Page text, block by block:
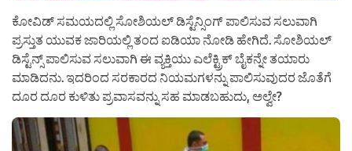
ಕೋವಿಡ್ ಸಮಯದಲ್ಲಿ ಸೋಶಿಯಲ್ ಡಿಸ್ಟೆನ್ಸಿಂಗ್ ಪಾಲಿಸುವ ಸಲುವಾಗಿ
ಪ್ರಸ್ತುತ ಯುವಕ ಜಾರಿಯಲ್ಲಿ ತಂದ ಐಡಿಯಾ ನೋಡಿ ಹೇಗಿದೆ. ಸೋಶಿಯಲ್
ಡಿಸ್ಟೆನ್ಸ್ ಪಾಲಿಸುವ ಸಲುವಾಗಿ ಈ ವ್ಯಕ್ತಿಯು ಎಲೆಕ್ಟ್ರಿಕ್ ಬೈಕನ್ನೇ ತಯಾರು
ಮಾಡಿದನು. ಇದರಿಂದ ಸರಕಾರದ ನಿಯಮಗಳನ್ನು ಪಾಲಿಸುವುದರ ಜೊತೆಗೆ
ದೂರ ದೂರ ಕುಳಿತು ಪ್ರವಾಸವನ್ನು ಸಹ ಮಾಡಬಹುದು, ಅಲ್ವೇ?